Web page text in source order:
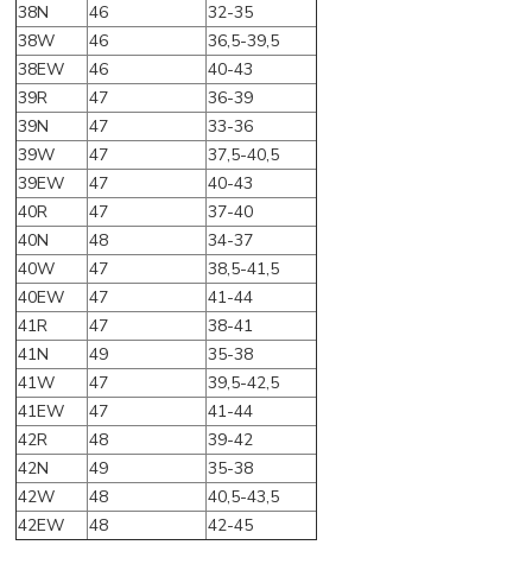
38N
46
32-35
38W
46
36,5-39,5
38EW
46
40-43
39R
47
36-39
39N
47
33-36
39W
47
37,5-40,5
39EW
47
40-43
40R
47
37-40
40N
48
34-37
40W
47
38,5-41,5
40EW
47
41-44
41R
47
38-41
41N
49
35-38
41W
47
39,5-42,5
41EW
47
41-44
42R
48
39-42
42N
49
35-38
42W
48
40,5-43,5
42EW
48 42-45